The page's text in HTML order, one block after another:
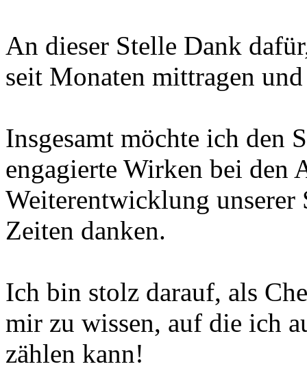
An dieser Stelle Dank
seit Monaten mittragen
Insgesamt möchte ich den
engagierte Wirken bei den
Weiterentwicklung unserer
Zeiten danken.
Ich bin stolz darauf, als
mir zu wissen, auf die ich
zählen kann!